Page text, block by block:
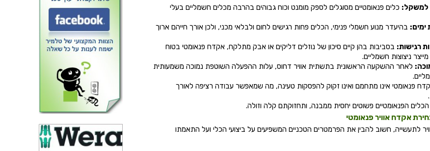
למשקל: כלים פנאומטיים מסוגלים לספק מומנט וכוח גבוהים בהרבה מכלים חשמליים בעלי
ימים: בהיעדר מנוע חשמלי פנימי, הכלים פחות רגישים לחום ולבלאי מכני, ולכן אורך חייהם ארוך
רגישות: בסביבות בהן קיים סיכון של נוזלים דליקים או אבק מתלקח, אקדח פנאומטי בטוח
מייצר ניצוצות חשמליים.
לאחר ההשקעה הראשונית בתשתית אוויר דחוס, עלות ההפעלה השוטפת נמוכה משמעותית
פנאומטי אינו מתחמם ואינו זקוק להפסקות טעינה, מה שמאפשר עבודה רציפה לאורך
הכלים הפנאומטיים פשוטים יחסית ממבנה, ותחזוקתם קלה וזולה.
אקדח אוויר פנאומטי
לתעשייה, חשוב להבין את הפרמטרים הטכניים המשפיעים על ביצועי הכלי ועל התאמתו